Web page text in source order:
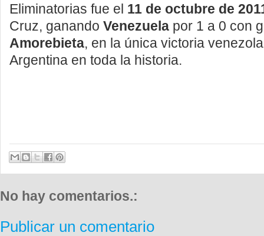
Eliminatorias fue el 11 de octubre de
Cruz, ganando Venezuela por 1 a 0 con
Amorebieta, en la única victoria
Argentina en toda la historia.
No hay comentarios.:
Publicar un comentario